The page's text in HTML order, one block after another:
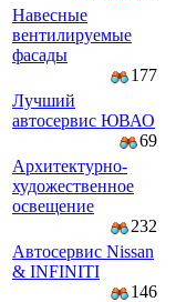
Навесные
вентилируемые
фасады
177
Лучший
автосервис ЮВАО
69
Архитектурно-
художественное
освещение
232
Автосервис Nissan
& INFINITI
146